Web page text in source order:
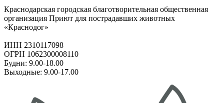
Краснодарская городская благотворительная общественная
организация Приют для пострадавших животных
«Краснодог»
ИНН 2310117098
ОГРН 1062300008110
Будни: 9.00-18.00
Выходные: 9.00-17.00